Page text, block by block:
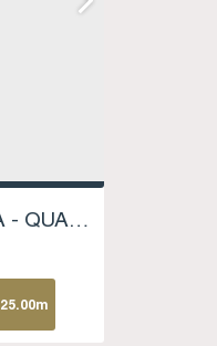
TERRENO NO BOSQUE IMBITUBA - QUADRA 3 LOTE 18 - SAMBAQUI - IMBITUBA SC
25.00m